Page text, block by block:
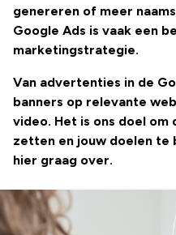
genereren of meer
Google Ads is vaak een
marketingstrategie.
Van advertenties in de
banners op relevante
video. Het is ons doel om
zetten en jouw doelen te
hier graag over.